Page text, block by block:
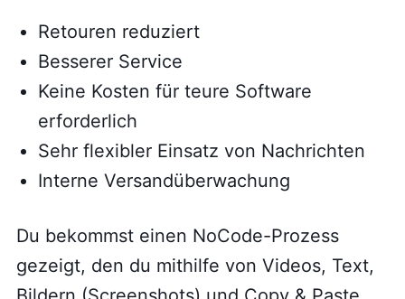
Retouren reduziert
Besserer Service
Keine Kosten für teure Software
erforderlich
Sehr flexibler Einsatz von Nachrichten
Interne Versandüberwachung
Du bekommst einen NoCode-Prozess
gezeigt, den du mithilfe von Videos, Text,